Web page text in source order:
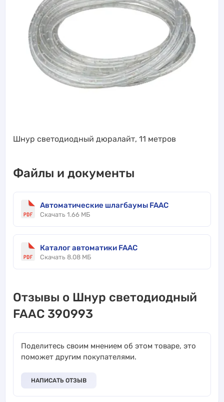
Шнур светодиодный дюралайт, 11 метров
Файлы и документы
Автоматические шлагбаумы FAAC
Скачать 1.66 МБ
Каталог автоматики FAAC
Скачать 8.08 МБ
Отзывы о Шнур светодиодный
FAAC 390993
Поделитесь своим мнением об этом товаре, это
поможет другим покупателями.
НАПИСАТЬ ОТЗЫВ